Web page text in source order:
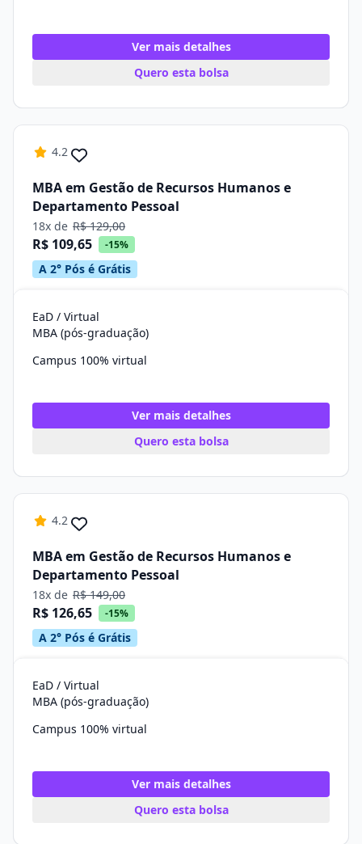
Ver mais detalhes
Quero esta bolsa
4.2
MBA em Gestão de Recursos Humanos e
Departamento Pessoal
18x de R$ 129,00
R$ 109,65 -15%
A 2° Pós é Grátis
EaD / Virtual
MBA (pós-graduação)
Campus 100% virtual
Ver mais detalhes
Quero esta bolsa
4.2
MBA em Gestão de Recursos Humanos e
Departamento Pessoal
18x de R$ 149,00
R$ 126,65 -15%
A 2° Pós é Grátis
EaD / Virtual
MBA (pós-graduação)
Campus 100% virtual
Ver mais detalhes
Quero esta bolsa